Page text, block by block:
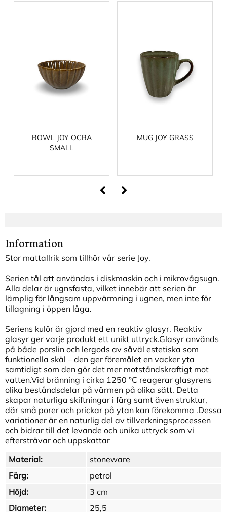
BOWL JOY OCRA
SMALL
MUG JOY GRASS
Information
Stor mattallrik som tillhör vår serie Joy.
Serien tål att användas i diskmaskin och i mikrovågsugn.
Alla delar är ugnsfasta, vilket innebär att serien är
lämplig för långsam uppvärmning i ugnen, men inte för
tillagning i öppen låga.
Seriens kulör är gjord med en reaktiv glasyr. Reaktiv
glasyr ger varje produkt ett unikt uttryck.Glasyr används
på både porslin och lergods av såväl estetiska som
funktionella skäl – den ger föremålet en vacker yta
samtidigt som den gör det mer motståndskraftigt mot
vatten.Vid bränning i cirka 1250 °C reagerar glasyrens
olika beståndsdelar på värmen på olika sätt. Detta
skapar naturliga skiftningar i färg samt även struktur,
där små porer och prickar på ytan kan förekomma .Dessa
variationer är en naturlig del av tillverkningsprocessen
och bidrar till det levande och unika uttryck som vi
eftersträvar och uppskattar
Material:
stoneware
Färg:
petrol
Höjd:
3 cm
Diameter:
25,5